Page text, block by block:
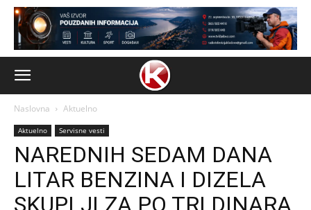
Naslovna Aktuelno
Aktuelno Servisne vesti
NAREDNIH SEDAM DANA
LITAR BENZINA I DIZELA
SKUPLJI ZA PO TRI DINARA